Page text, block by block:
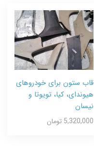
قاب ستون برای خودروهای
هیوندای، کیا، تویوتا و
نیسان
5,320,000 تومان